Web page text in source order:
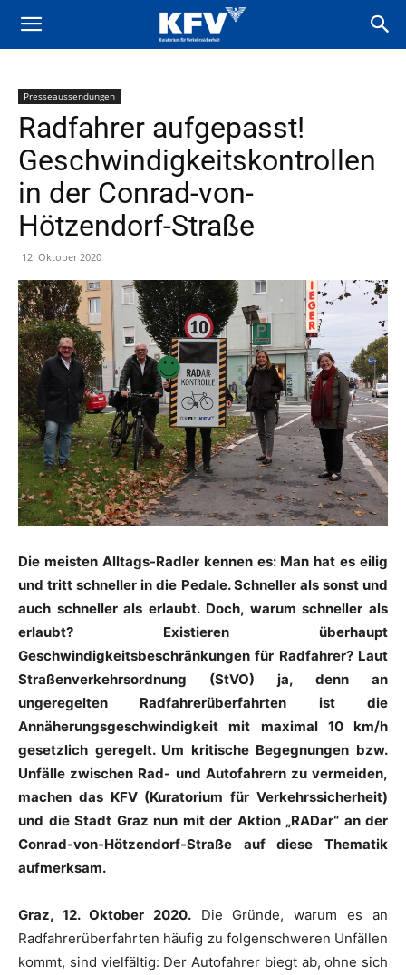
Presseaussendungen
Radfahrer aufgepasst!
Geschwindigkeitskontrollen
in der Conrad-von-
Hötzendorf-Straße
12. Oktober 2020
Die meisten Alltags-Radler kennen es: Man hat es eilig
und tritt schneller in die Pedale. Schneller als sonst und
auch schneller als erlaubt. Doch, warum schneller als
erlaubt? Existieren überhaupt
Geschwindigkeitsbeschränkungen für Radfahrer? Laut
Straßenverkehrsordnung (StVO) ja, denn an
ungeregelten Radfahrerüberfahrten ist die
Annäherungsgeschwindigkeit mit maximal 10 km/h
gesetzlich geregelt. Um kritische Begegnungen bzw.
Unfälle zwischen Rad- und Autofahrern zu vermeiden,
machen das KFV (Kuratorium für Verkehrssicherheit)
und die Stadt Graz nun mit der Aktion „RADar“ an der
Conrad-von-Hötzendorf-Straße auf diese Thematik
aufmerksam.
Graz, 12. Oktober 2020.Die Gründe, warum es an
Radfahrerüberfahrten häufig zu folgenschweren Unfällen
kommt, sind vielfältig: Der Autofahrer biegt ab, ohne sich